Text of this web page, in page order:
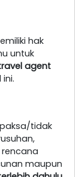
hak
untuk
agent
tidak
maupun